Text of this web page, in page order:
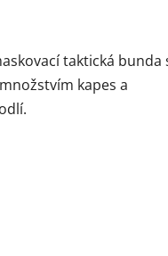
taktická bunda
kapes a